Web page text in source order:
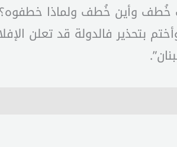
وأين خُطف ولماذا خطفوه؟
بتحذير فالدولة قد تعلن